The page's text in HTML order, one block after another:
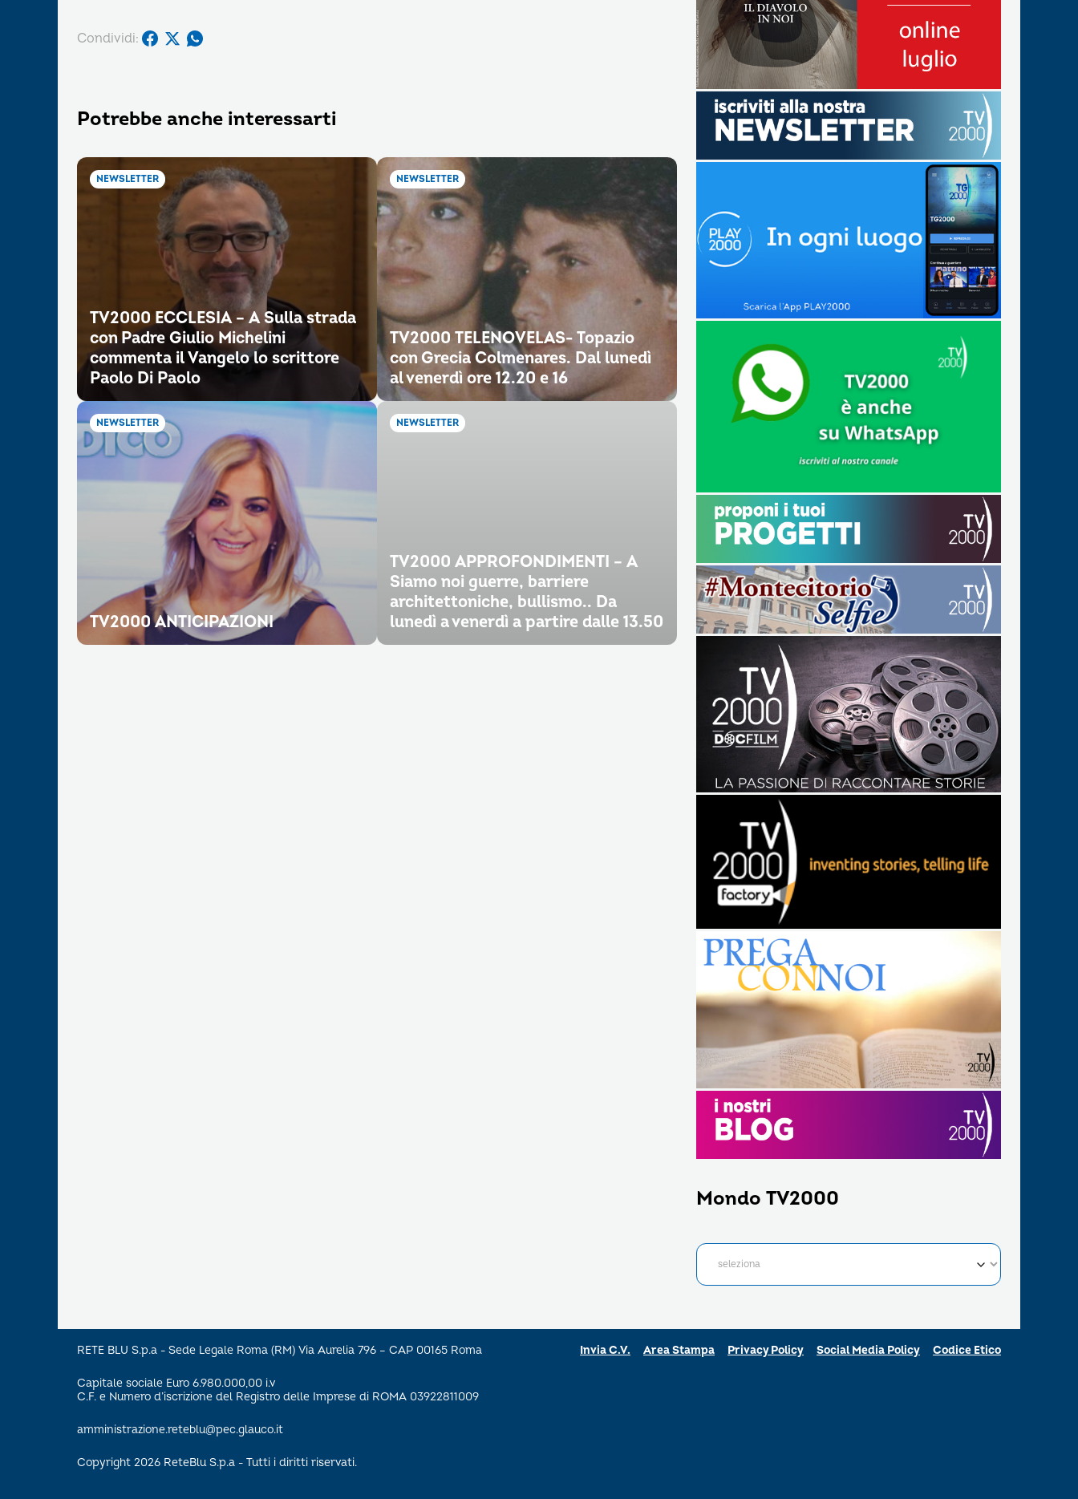
Condividi:
Potrebbe anche interessarti
NEWSLETTER
TV2000 ECCLESIA – A Sulla strada
con Padre Giulio Michelini
commenta il Vangelo lo scrittore
Paolo Di Paolo
NEWSLETTER
TV2000 TELENOVELAS- Topazio
con Grecia Colmenares. Dal lunedì
al venerdì ore 12.20 e 16
NEWSLETTER
TV2000 ANTICIPAZIONI
NEWSLETTER
TV2000 APPROFONDIMENTI – A
Siamo noi guerre, barriere
architettoniche, bullismo.. Da
lunedì a venerdì a partire dalle 13.50
Mondo TV2000
RETE BLU S.p.a - Sede Legale Roma (RM) Via Aurelia 796 – CAP 00165 Roma
Capitale sociale Euro 6.980.000,00 i.v
C.F. e Numero d’iscrizione del Registro delle Imprese di ROMA 03922811009
amministrazione.reteblu@pec.glauco.it
Copyright 2026 ReteBlu S.p.a - Tutti i diritti riservati.
Invia C.V. Area Stampa Privacy Policy Social Media Policy Codice Etico